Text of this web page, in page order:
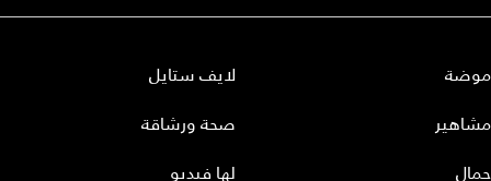
موضة
مشاهير
جمال
لايف ستايل
صحة ورشاقة
لها فيديو